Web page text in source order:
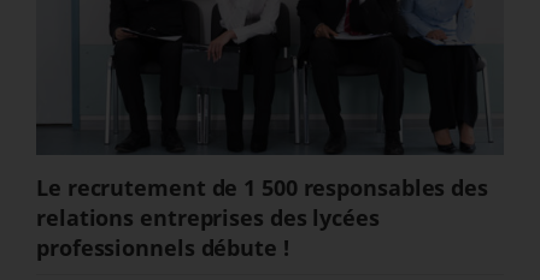
Le recrutement de 1 500 responsables des
relations entreprises des lycées
professionnels débute !